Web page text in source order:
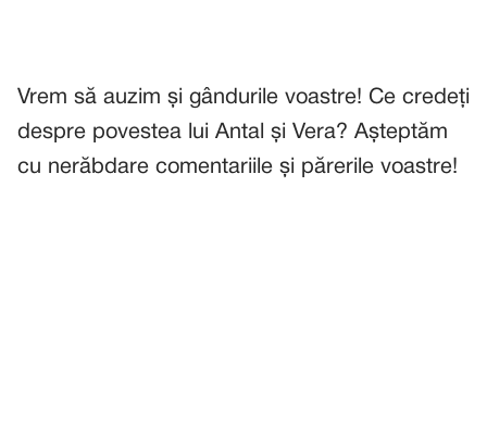
Vrem să auzim și gândurile voastre! Ce credeți
despre povestea lui Antal și Vera? Așteptăm
cu nerăbdare comentariile și părerile voastre!